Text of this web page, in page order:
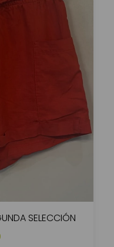
SELECCIÓN